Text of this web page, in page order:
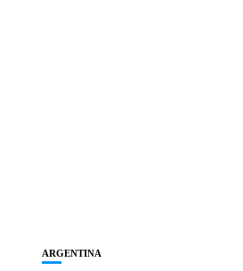
ARGENTINA